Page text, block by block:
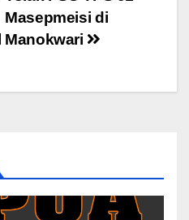
Masepmeisi di
Manokwari